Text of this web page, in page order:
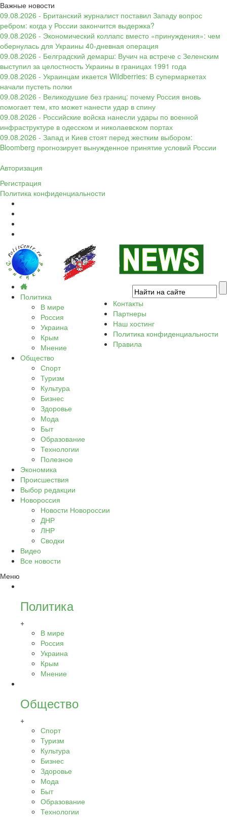
Важные новости
09.08.2026 - Британский журналист поставил Западу вопрос
ребром: когда у России закончится выдержка?
09.08.2026 - Экономический коллапс вместо «принуждения»: чем
обернулась для Украины 40-дневная операция
09.08.2026 - Белградский демарш: Вучич на встрече с Зеленским
выступил за целостность Украины в границах 1991 года
09.08.2026 - Украинцам икается Wildberries: В супермаркетах
начали пустеть полки
09.08.2026 - Великодушие без границ: почему Россия вновь
помогает тем, кто может нанести удар в спину
09.08.2026 - Российские войска нанесли удары по военной
инфраструктуре в одесском и николаевском портах
09.08.2026 - Запад и Киев стоят перед жестким выбором:
Bloomberg прогнозирует вынужденное принятие условий России
Авторизация
Регистрация
Политика конфиденциальности
Политика
В мире
Россия
Украина
Крым
Мнение
Общество
Спорт
Туризм
Культура
Бизнес
Здоровье
Мода
Быт
Образование
Технологии
Полезное
Экономика
Происшествия
Выбор редакции
Новороссия
Новости Новороссии
ДНР
ЛНР
Сводки
Видео
Все новости
Меню
Политика
+
В мире
Россия
Украина
Крым
Мнение
Общество
+
Спорт
Туризм
Культура
Бизнес
Здоровье
Мода
Быт
Образование
Технологии
Контакты
Партнеры
Наш хостинг
Политика конфиденциальности
Правила